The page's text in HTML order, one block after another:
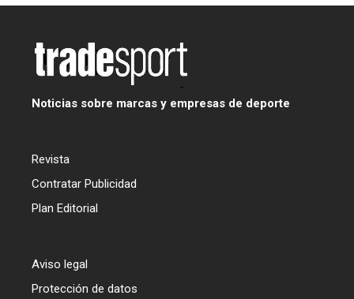
Noticias sobre marcas y empresas de deporte
Revista
Contratar Publicidad
Plan Editorial
Aviso legal
Protección de datos